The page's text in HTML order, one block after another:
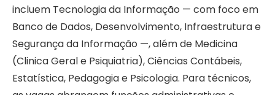
incluem Tecnologia da Informação — com foco em
Banco de Dados, Desenvolvimento, Infraestrutura e
Segurança da Informação —, além de Medicina
(Clinica Geral e Psiquiatria), Ciências Contábeis,
Estatística, Pedagogia e Psicologia. Para técnicos,